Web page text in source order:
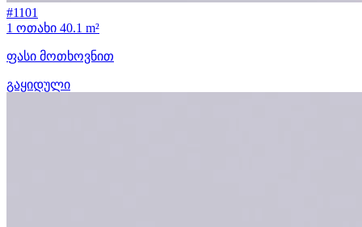
#1101
1 ოთახი 40.1 m²
ფასი მოთხოვნით
გაყიდული